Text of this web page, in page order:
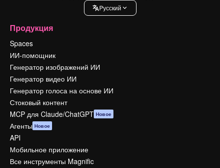
Pусский
Продукция
Spaces
ИИ-помощник
Генератор изображений ИИ
Генератор видео ИИ
Генератор голоса на основе ИИ
Стоковый контент
MCP для Claude/ChatGPT Новое
Агенты Новое
API
Мобильное приложение
Все инструменты Magnific